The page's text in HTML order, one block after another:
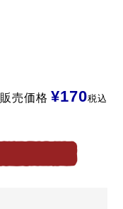
販売価格 ¥170税込